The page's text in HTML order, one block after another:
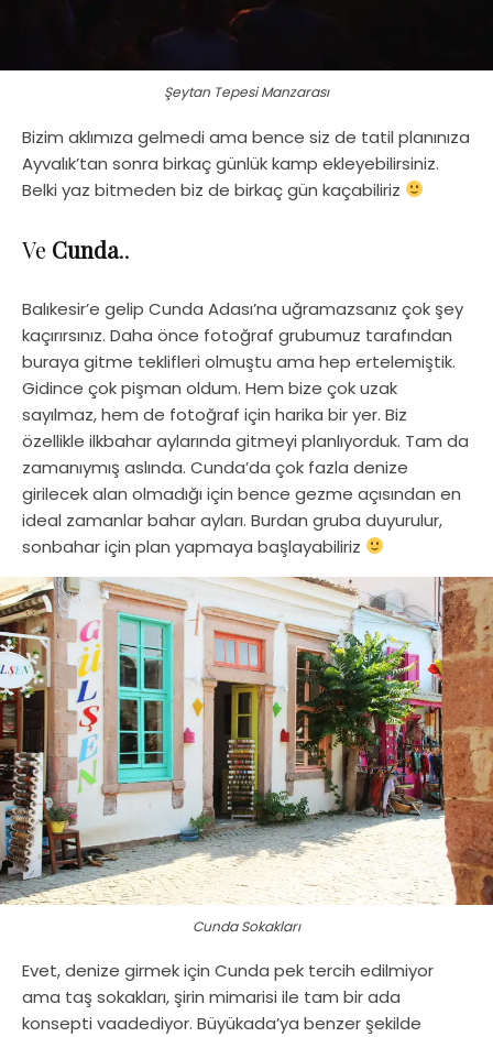
Şeytan Tepesi Manzarası
Bizim aklımıza gelmedi ama bence siz de tatil planınıza
Ayvalık’tan sonra birkaç günlük kamp ekleyebilirsiniz.
Belki yaz bitmeden biz de birkaç gün kaçabiliriz
Ve Cunda..
Balıkesir’e gelip Cunda Adası’na uğramazsanız çok şey
kaçırırsınız. Daha önce fotoğraf grubumuz tarafından
buraya gitme teklifleri olmuştu ama hep ertelemiştik.
Gidince çok pişman oldum. Hem bize çok uzak
sayılmaz, hem de fotoğraf için harika bir yer. Biz
özellikle ilkbahar aylarında gitmeyi planlıyorduk. Tam da
zamanıymış aslında. Cunda’da çok fazla denize
girilecek alan olmadığı için bence gezme açısından en
ideal zamanlar bahar ayları. Burdan gruba duyurulur,
sonbahar için plan yapmaya başlayabiliriz
Cunda Sokakları
Evet, denize girmek için Cunda pek tercih edilmiyor
ama taş sokakları, şirin mimarisi ile tam bir ada
konsepti vaadediyor. Büyükada’ya benzer şekilde